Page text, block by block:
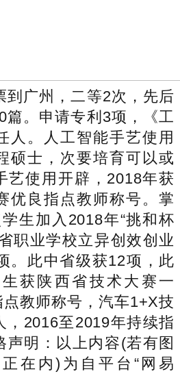
到广州，二等2次，先后
篇。申请专利3项，《工
人。人工智能手艺使用
硕士，次要培育可以或
艺使用开辟，2018年获
优良指点教师称号。掌
生加入2018年“挑和杯
职业学校立异创效创业
。此中省级获12项，此
获陕西省技术大赛一
教师称号，汽车1+X技
，2016至2019年持续指
声明：以上内容(若有图
在内)为自平台“网易